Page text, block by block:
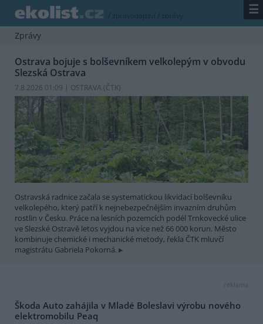
/ zpravodajství / zprávy ☰
Zprávy
Ostrava bojuje s bolševníkem velkolepým v obvodu
Slezská Ostrava
7.8.2026 01:09 | OSTRAVA (ČTK)
Ostravská radnice začala se systematickou likvidací bolševníku
velkolepého, který patří k nejnebezpečnějším invazním druhům
rostlin v Česku. Práce na lesních pozemcích podél Trnkovecké ulice
ve Slezské Ostravě letos vyjdou na více než 66 000 korun. Město
kombinuje chemické i mechanické metody, řekla ČTK mluvčí
magistrátu Gabriela Pokorná.
reklama
Škoda Auto zahájila v Mladé Boleslavi výrobu nového
elektromobilu Peaq